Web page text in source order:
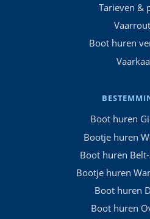
Tarieven &
Boot huren
Boot huren
Bootje huren
Boot huren
Bootje huren
Boot huren
Boot huren